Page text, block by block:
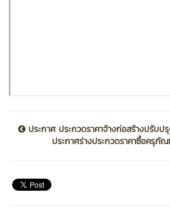
ประกาศ ประกวดราคาจ้างก่อสร้างปรับป
ประกาศร่างประกวดราคาซื้อครุภัณ